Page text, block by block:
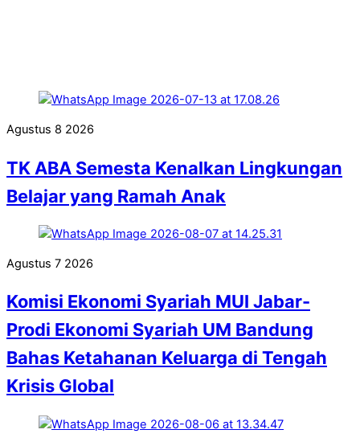
Agustus 8 2026
TK ABA Semesta Kenalkan Lingkungan
Belajar yang Ramah Anak
Agustus 7 2026
Komisi Ekonomi Syariah MUI Jabar-
Prodi Ekonomi Syariah UM Bandung
Bahas Ketahanan Keluarga di Tengah
Krisis Global